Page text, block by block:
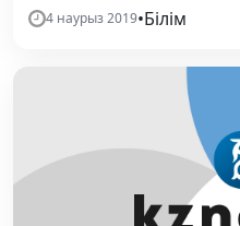
4 наурыз 2019•Білім